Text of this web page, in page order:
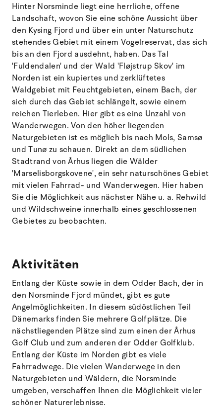
Hinter Norsminde liegt eine herrliche, offene
Landschaft, wovon Sie eine schöne Aussicht über
den Kysing Fjord und über ein unter Naturschutz
stehendes Gebiet mit einem Vogelreservat, das sich
bis an den Fjord ausdehnt, haben. Das Tal
'Fuldendalen' und der Wald 'Fløjstrup Skov' im
Norden ist ein kupiertes und zerklüftetes
Waldgebiet mit Feuchtgebieten, einem Bach, der
sich durch das Gebiet schlängelt, sowie einem
reichen Tierleben. Hier gibt es eine Unzahl von
Wanderwegen. Von den höher liegenden
Naturgebieten ist es möglich bis nach Mols, Samsø
und Tunø zu schauen. Direkt an dem südlichen
Stadtrand von Århus liegen die Wälder
'Marselisborgskovene', ein sehr naturschönes Gebiet
mit vielen Fahrrad- und Wanderwegen. Hier haben
Sie die Möglichkeit aus nächster Nähe u. a. Rehwild
und Wildschweine innerhalb eines geschlossenen
Gebietes zu beobachten.
Aktivitäten
Entlang der Küste sowie in dem Odder Bach, der in
den Norsminde Fjord mündet, gibt es gute
Angelmöglichkeiten. In diesem südöstlichen Teil
Dänemarks finden Sie mehrere Golfplätze. Die
nächstliegenden Plätze sind zum einen der Århus
Golf Club und zum anderen der Odder Golfklub.
Entlang der Küste im Norden gibt es viele
Fahrradwege. Die vielen Wanderwege in den
Naturgebieten und Wäldern, die Norsminde
umgeben, verschaffen Ihnen die Möglichkeit vieler
schöner Naturerlebnisse.